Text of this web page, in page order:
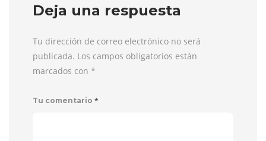
Deja una respuesta
Tu dirección de correo electrónico no será
publicada. Los campos obligatorios están
marcados con *
Tu comentario *